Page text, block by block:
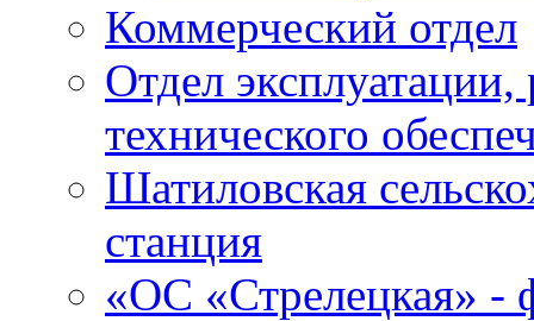
Коммерческий отдел
Отдел
технического
Шатиловская
станция
«ОС «Стрелецкая»